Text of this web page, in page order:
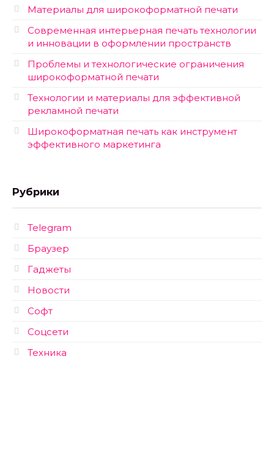
Материалы для широкоформатной печати
Современная интерьерная печать технологии
и инновации в оформлении пространств
Проблемы и технологические ограничения
широкоформатной печати
Технологии и материалы для эффективной
рекламной печати
Широкоформатная печать как инструмент
эффективного маркетинга
Рубрики
Telegram
Браузер
Гаджеты
Новости
Софт
Соцсети
Техника